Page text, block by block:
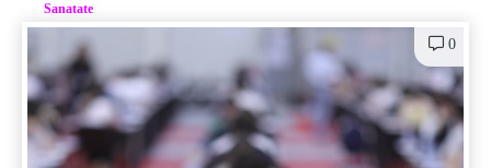
Sanatate
0